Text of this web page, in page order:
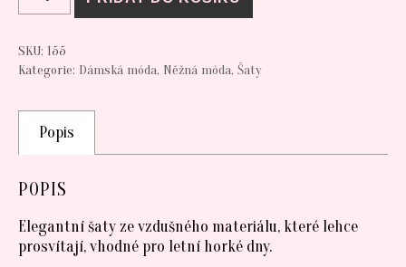
SKU: 155
Kategorie: Dámská móda, Něžná móda, Šaty
Popis
POPIS
Elegantní šaty ze vzdušného materiálu, které lehce
prosvítají, vhodné pro letní horké dny.